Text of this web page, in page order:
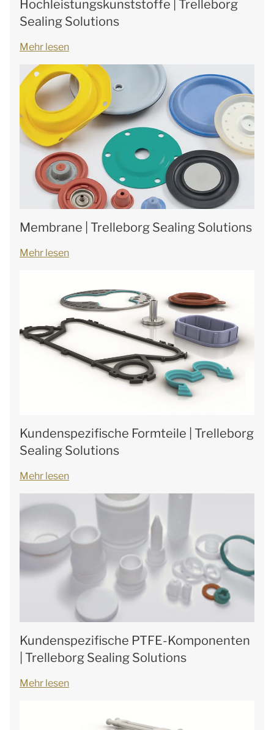
Hochleistungskunststoffe | Trelleborg
Sealing Solutions
Mehr lesen
Membrane | Trelleborg Sealing Solutions
Mehr lesen
Kundenspezifische Formteile | Trelleborg
Sealing Solutions
Mehr lesen
Kundenspezifische PTFE-Komponenten
| Trelleborg Sealing Solutions
Mehr lesen